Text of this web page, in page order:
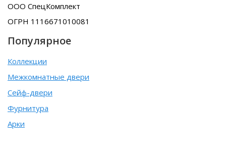
ООО СпецКомплект
ОГРН 1116671010081
Популярное
Коллекции
Межкомнатные двери
Сейф-двери
Фурнитура
Арки